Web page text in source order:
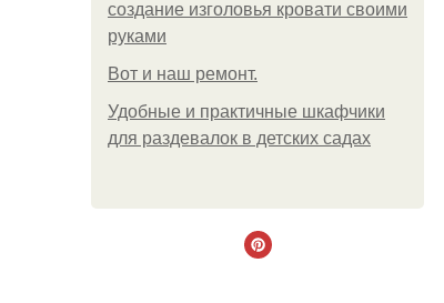
создание изголовья кровати своими
руками
Boт и наш ремoнт.
Удобные и практичные шкафчики
для раздевалок в детских садах